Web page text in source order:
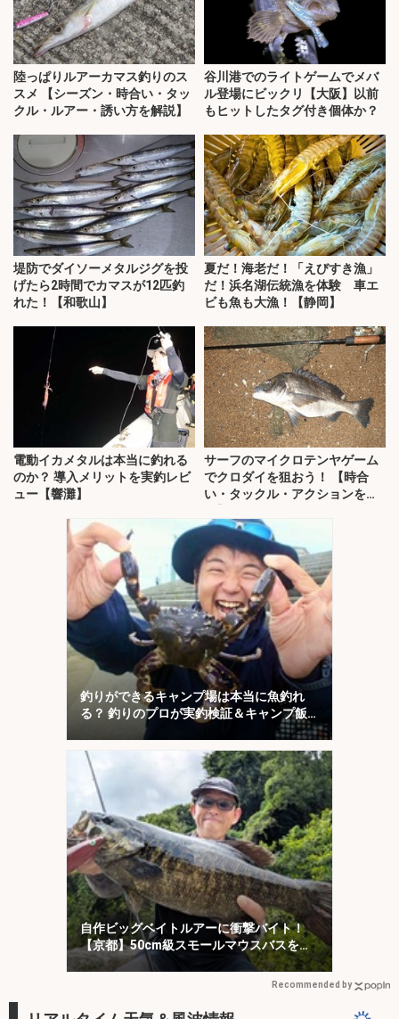
陸っぱりルアーカマス釣りのス
スメ 【シーズン・時合い・タッ
クル・ルアー・誘い方を解説】
谷川港でのライトゲームでメバ
ル登場にビックリ【大阪】以前
もヒットしたタグ付き個体か？
堤防でダイソーメタルジグを投
げたら2時間でカマスが12匹釣
れた！【和歌山】
夏だ！海老だ！「えびすき漁」
だ！浜名湖伝統漁を体験 車エ
ビも魚も大漁！【静岡】
電動イカメタルは本当に釣れる
のか？ 導入メリットを実釣レビ
ュー【響灘】
サーフのマイクロテンヤゲーム
でクロダイを狙おう！ 【時合
い・タックル・アクションを解
釣りができるキャンプ場は本当に魚釣れ
る？ 釣りのプロが実釣検証＆キャンプ飯
自作ビッグベイトルアーに衝撃バイト！
【京都】50cm級スモールマウスバスをキ
ャッチ
Recommended by